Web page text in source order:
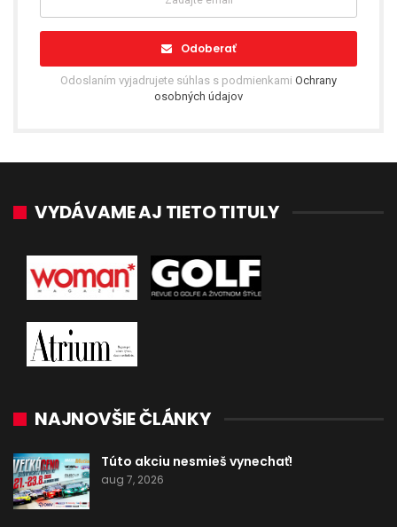
Odoberať
Odoslaním vyjadrujete súhlas s podmienkami Ochrany
osobných údajov
VYDÁVAME AJ TIETO TITULY
NAJNOVŠIE ČLÁNKY
Túto akciu nesmieš vynechať!
aug 7, 2026